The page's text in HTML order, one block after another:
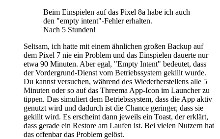
Beim Einspielen auf das Pixel 8a habe ich auch
den "empty intent"-Fehler erhalten.
Nach 5 Stunden!
Seltsam, ich hatte mit einem ähnlichen großen Backup auf
dem Pixel 7 nie ein Problem und das Einspielen dauerte nur
etwa 90 Minuten. Aber egal, "Empty Intent" bedeutet, dass
der Vordergrund-Dienst vom Betriebssystem gekillt wurde.
Du kannst versuchen, während des Wiederherstellens alle 5
Minuten oder so auf das Threema App-Icon im Launcher zu
tippen. Das simuliert dem Betriebssystem, dass die App aktiv
genutzt wird und dadurch ist die Chance geringer, dass sie
gekillt wird. Es erscheint dann jeweils ein Toast, der erklärt,
dass gerade ein Restore am Laufen ist. Bei vielen Nutzern hat
das offenbar das Problem gelöst.